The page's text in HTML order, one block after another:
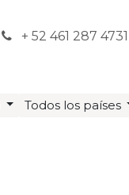
Estatus Blog
+ 52 461 287 4731
Todos los países